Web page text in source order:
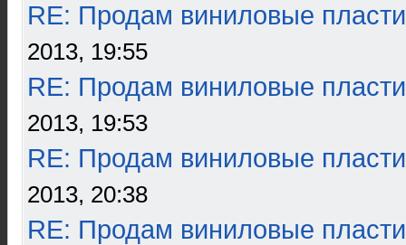
RE: Продам виниловые
2013, 19:55
RE: Продам виниловые
2013, 19:53
RE: Продам виниловые
2013, 20:38
RE: Продам виниловые